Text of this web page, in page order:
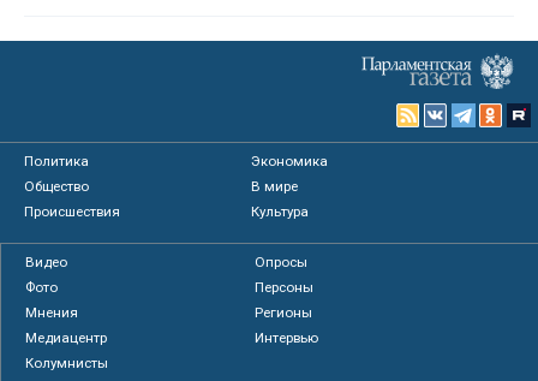
Политика
Экономика
Общество
В мире
Происшествия
Культура
Видео
Опросы
Фото
Персоны
Мнения
Регионы
Медиацентр
Интервью
Колумнисты